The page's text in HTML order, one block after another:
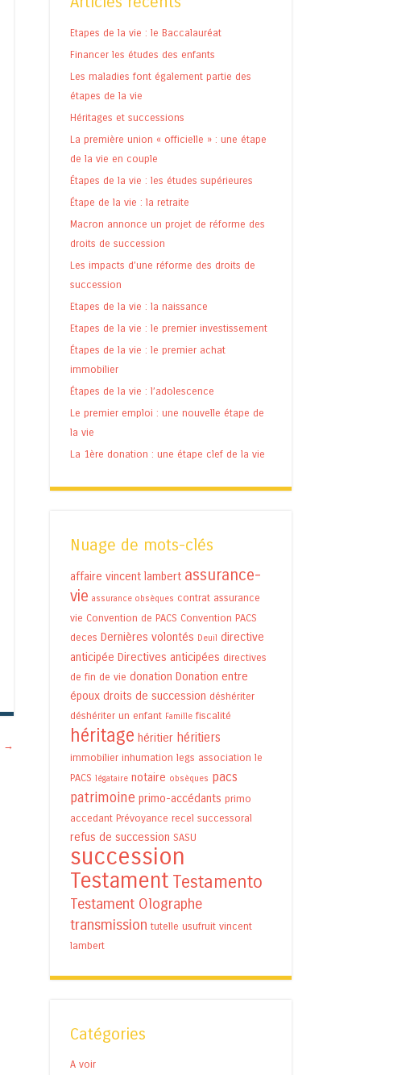
→
Etapes de la vie : le Baccalauréat
Financer les études des enfants
Les maladies font également partie des
étapes de la vie
Héritages et successions
La première union « officielle » : une étape
de la vie en couple
Étapes de la vie : les études supérieures
Étape de la vie : la retraite
Macron annonce un projet de réforme des
droits de succession
Les impacts d’une réforme des droits de
succession
Etapes de la vie : la naissance
Etapes de la vie : le premier investissement
Étapes de la vie : le premier achat
immobilier
Étapes de la vie : l’adolescence
Le premier emploi : une nouvelle étape de
la vie
La 1ère donation : une étape clef de la vie
Nuage de mots-clés
affaire vincent lambert assurance-
vie assurance obsèques contrat assurance
vie Convention de PACS Convention PACS
deces Dernières volontés Deuil directive
anticipée Directives anticipées directives
de fin de vie donation Donation entre
époux droits de succession déshériter
déshériter un enfant Famille fiscalité
héritage héritier héritiers
immobilier inhumation legs association le
PACS légataire notaire obsèques pacs
patrimoine primo-accédants primo
accedant Prévoyance recel successoral
refus de succession SASU
succession
Testament Testamento
Testament Olographe
transmission tutelle usufruit vincent
lambert
Catégories
A voir